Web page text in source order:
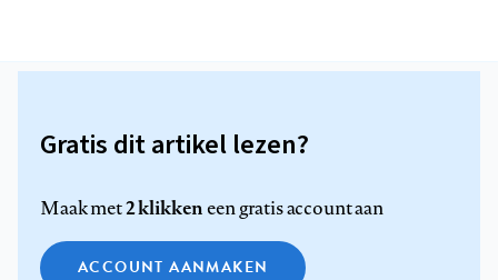
Gratis dit artikel lezen?
Maak met2 klikkeneen gratis account aan
ACCOUNT AANMAKEN